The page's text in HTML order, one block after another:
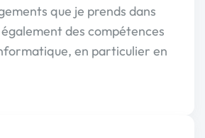
que je prends dans
des compétences
en particulier en